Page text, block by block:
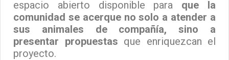
espacio abierto disponible para que la
comunidad se acerque no solo a atender a
sus animales de compañía, sino a
presentar propuestas que enriquezcan el
proyecto.